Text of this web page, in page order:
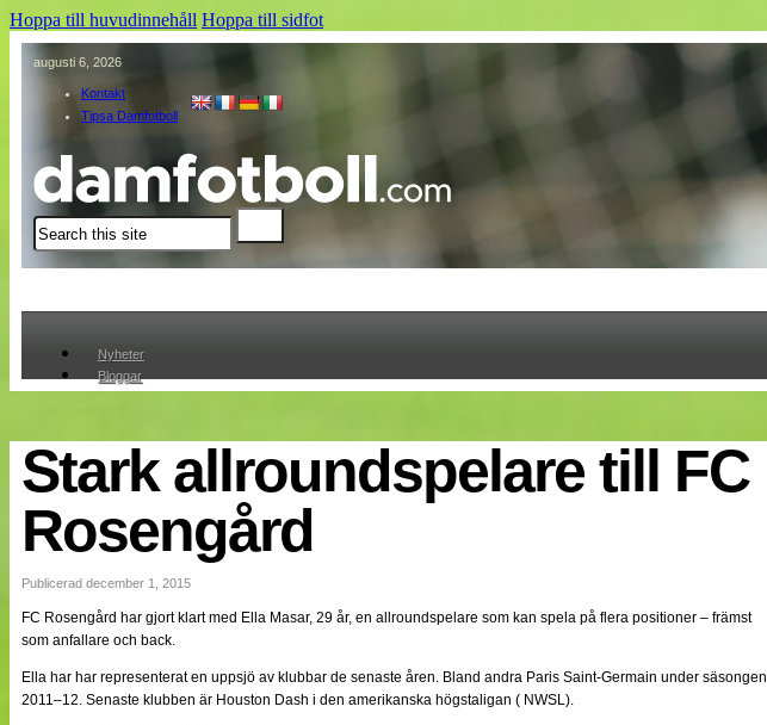
Hoppa till huvudinnehåll Hoppa till sidfot
augusti 6, 2026
Kontakt
Tipsa Damfotboll
Sök
Nyheter
Bloggar
Cuper
Medlemmar
Medlemsbilder
Om oss
NÄTverket
Nyheter
Bloggar
Lagen
Stark allroundspelare till FC
Rosengård
Publicerad december 1, 2015
FC Rosengård har gjort klart med Ella Masar, 29 år, en allroundspelare som kan spela på flera positioner – främst
som anfallare och back.
Ella har har representerat en uppsjö av klubbar de senaste åren. Bland andra Paris Saint-Germain under säsongen
2011–12. Senaste klubben är Houston Dash i den amerikanska högstaligan ( NWSL).